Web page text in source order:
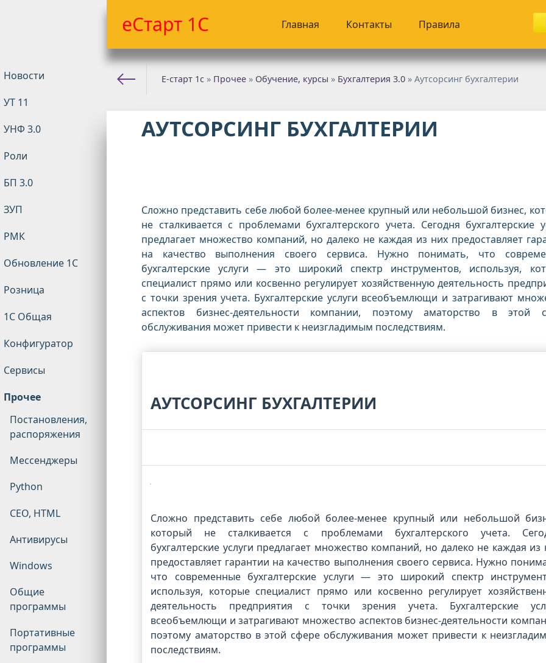
еСтарт 1С Главная Контакты Правила
Новости
УТ 11
УНФ 3.0
Роли
БП 3.0
ЗУП
РМК
Обновление 1С
Розница
1С Общая
Конфигуратор
Сервисы
Прочее
Постановления,
распоряжения
Мессенджеры
Python
CEO, HTML
Антивирусы
Windows
Общие
программы
Портативные
программы
Е-старт 1с » Прочее » Обучение, курсы » Бухгалтерия 3.0 » Аутсорсинг бухгалтерии
АУТСОРСИНГ БУХГАЛТЕРИИ
Сложно представить себе любой более-менее крупный или небольшой бизнес,
не сталкивается с проблемами бухгалтерского учета. Сегодня бухгалтерские
предлагает множество компаний, но далеко не каждая из них предоставляет
на качество выполнения своего сервиса. Нужно понимать, что
бухгалтерские услуги — это широкий спектр инструментов, используя,
специалист прямо или косвенно регулирует хозяйственную деятельность
с точки зрения учета. Бухгалтерские услуги всеобъемлющи и затрагивают
аспектов бизнес-деятельности компании, поэтому аматорство в этой
обслуживания может привести к неизгладимым последствиям.
АУТСОРСИНГ БУХГАЛТЕРИИ
Сложно представить себе любой более-менее крупный или небольшой
который не сталкивается с проблемами бухгалтерского учета.
бухгалтерские услуги предлагает множество компаний, но далеко не каждая из
предоставляет гарантии на качество выполнения своего сервиса. Нужно
что современные бухгалтерские услуги — это широкий спектр
используя, которые специалист прямо или косвенно регулирует
деятельность предприятия с точки зрения учета. Бухгалтерские
всеобъемлющи и затрагивают множество аспектов бизнес-деятельности
поэтому аматорство в этой сфере обслуживания может привести к
последствиям.